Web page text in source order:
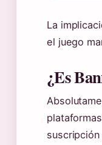
La
el juego
¿Es